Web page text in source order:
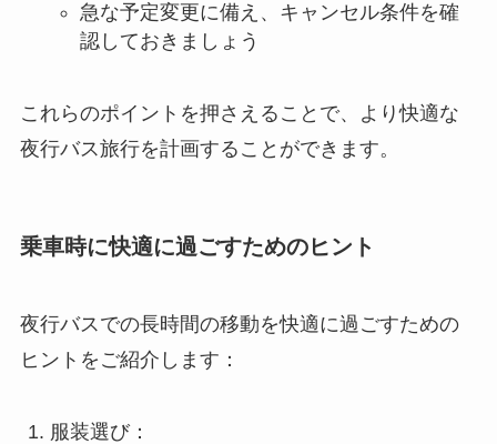
急な予定変更に備え、キャンセル条件を確
認しておきましょう
これらのポイントを押さえることで、より快適な
夜行バス旅行を計画することができます。
乗車時に快適に過ごすためのヒント
夜行バスでの長時間の移動を快適に過ごすための
ヒントをご紹介します：
服装選び：